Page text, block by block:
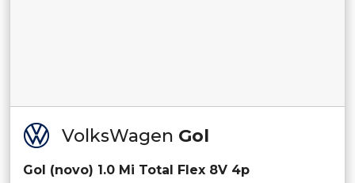
VolksWagen Gol
Gol (novo) 1.0 Mi Total Flex 8V 4p